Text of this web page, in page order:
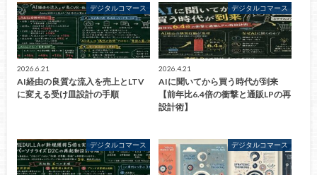
デジタルコマース
2026.6.21
AI経由の良質な流入を売上とLTV
に変える受け皿設計の手順
デジタルコマース
2026.4.21
AIに聞いてから買う時代が到来
【前年比6.4倍の衝撃と通販LPの再
設計術】
デジタルコマース デジタルコマース